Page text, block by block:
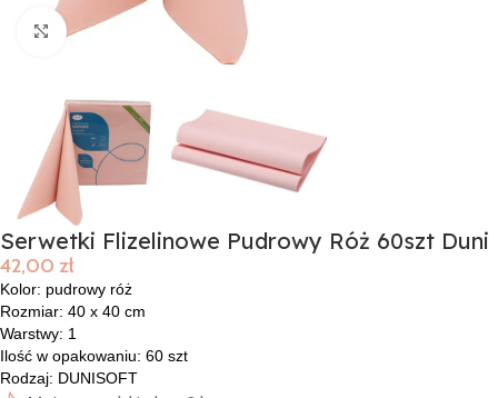
Click to enlarge
Serwetki Flizelinowe Pudrowy Róż 60szt Duni
42,00 zł
Kolor: pudrowy róż
Rozmiar: 40 x 40 cm
Warstwy: 1
Ilość w opakowaniu: 60 szt
Rodzaj: DUNISOFT